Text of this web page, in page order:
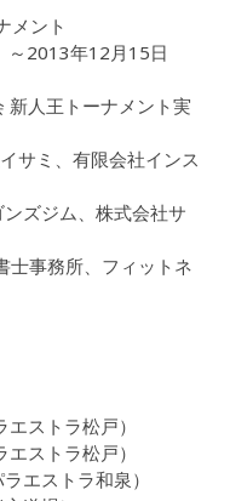
メント
～2013年12月15日
新人王トーナメント実
サミ、有限会社インス
ズジム、株式会社サ
士事務所、フィットネ
トラ松戸）
ストラ松戸）
ストラ和泉）